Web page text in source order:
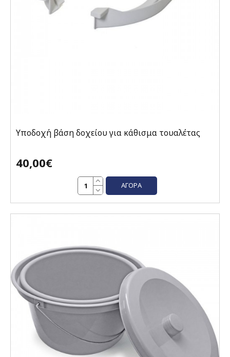
Υποδοχή βάση δοχείου για κάθισμα τουαλέτας
40,00€
ΑΓΟΡΆ